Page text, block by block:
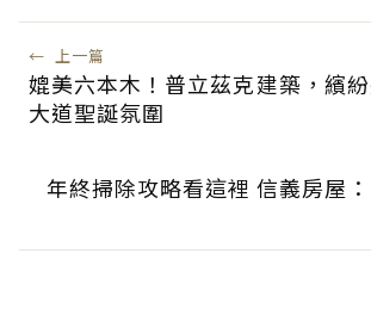
← 上一篇
媲美六本木！普立茲克建築，繽
大道聖誕氛圍
年終掃除攻略看這裡 信義房屋：